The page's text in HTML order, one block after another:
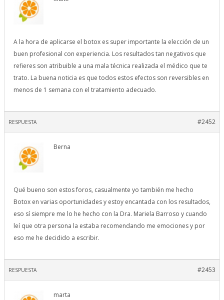
A la hora de aplicarse el botox es super importante la elección de un
buen profesional con experiencia. Los resultados tan negativos que
refieres son atribuible a una mala técnica realizada el médico que te
trato. La buena noticia es que todos estos efectos son reversibles en
menos de 1 semana con el tratamiento adecuado.
#2452
RESPUESTA
Berna
Qué bueno son estos foros, casualmente yo también me hecho
Botox en varias oportunidades y estoy encantada con los resultados,
eso sí siempre me lo he hecho con la Dra. Mariela Barroso y cuando
leí que otra persona la estaba recomendando me emociones y por
eso me he decidido a escribir.
#2453
RESPUESTA
marta